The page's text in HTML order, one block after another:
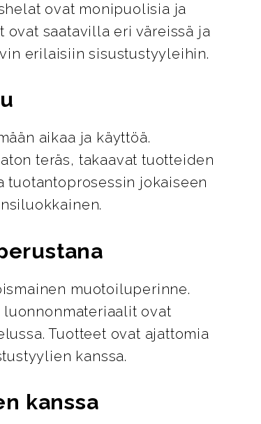
ovat monipuolisia ja
saatavilla eri väreissä ja
erilaisiin sisustustyyleihin.
aikaa ja käyttöä.
teräs, takaavat tuotteiden
tuotantoprosessin jokaiseen
muotoiluperinne.
ovat
Tuotteet ovat ajattomia
kanssa.
kanssa